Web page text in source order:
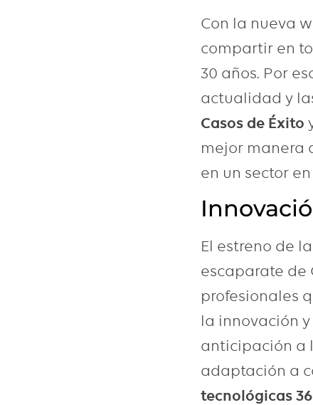
Con la nueva
compartir en
30 años. Por
actualidad y
Casos de Éxito
mejor manera
en un sector
El estreno de
escaparate de
profesionales
la innovación
anticipación a
adaptación a
tecnológicas